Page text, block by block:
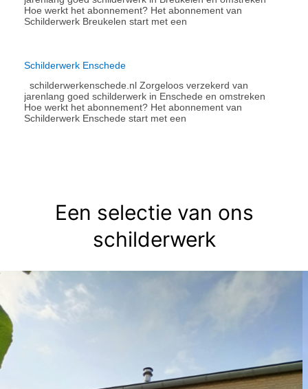
Hoe werkt het abonnement?​ Het abonnement van
Schilderwerk Breukelen start met een
Schilderwerk Enschede
schilderwerkenschede.nl Zorgeloos verzekerd van
jarenlang goed schilderwerk in Enschede en omstreken
Hoe werkt het abonnement?​ Het abonnement van
Schilderwerk Enschede start met een
Een selectie van ons
schilderwerk